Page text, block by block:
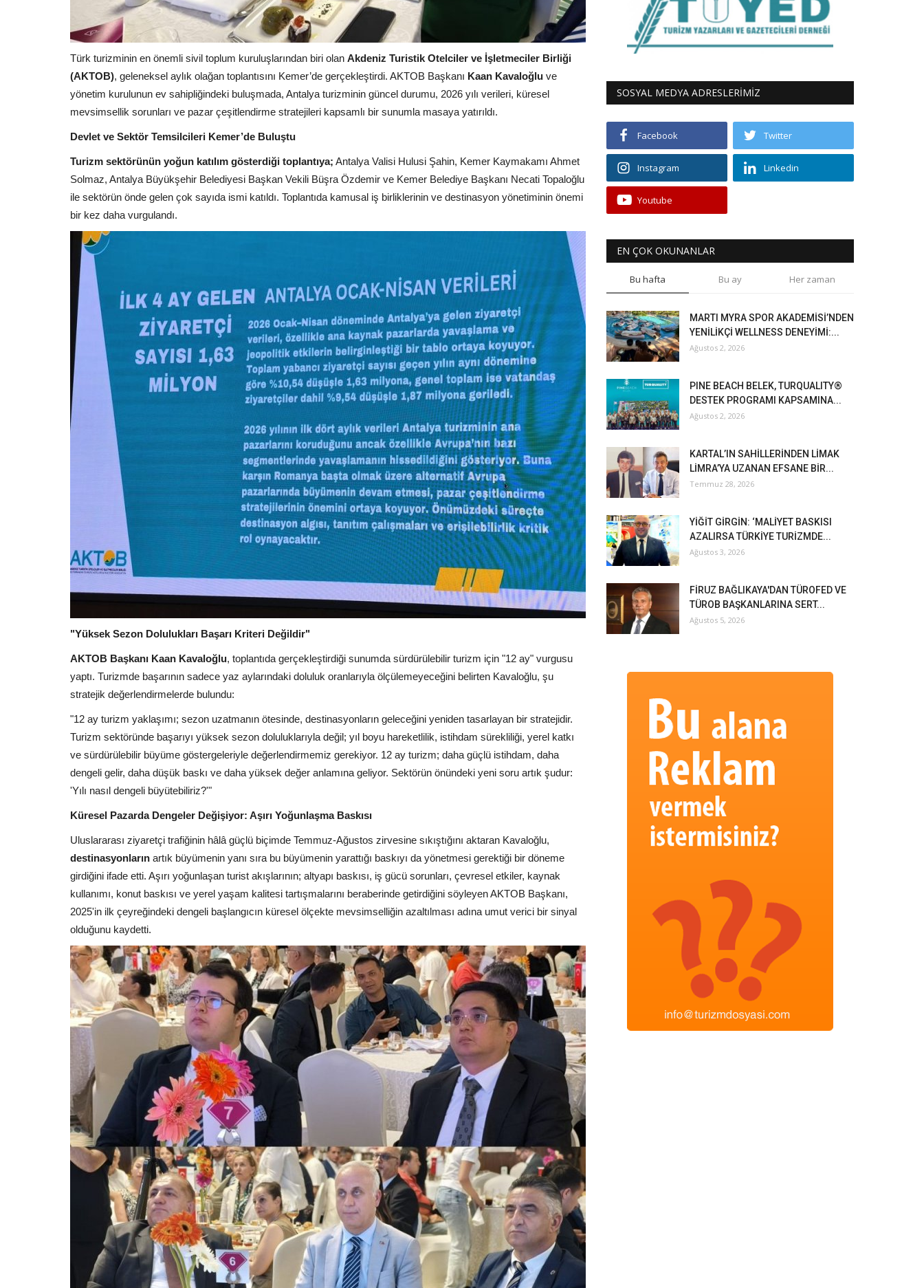
Türk turizminin en önemli sivil toplum kuruluşlarından biri olan Akdeniz Turistik Otelciler ve İşletmeciler Birliği
(AKTOB), geleneksel aylık olağan toplantısını Kemer’de gerçekleştirdi. AKTOB Başkanı Kaan Kavaloğlu ve
yönetim kurulunun ev sahipliğindeki buluşmada, Antalya turizminin güncel durumu, 2026 yılı verileri, küresel
mevsimsellik sorunları ve pazar çeşitlendirme stratejileri kapsamlı bir sunumla masaya yatırıldı.
Devlet ve Sektör Temsilcileri Kemer’de Buluştu
Turizm sektörünün yoğun katılım gösterdiği toplantıya; Antalya Valisi Hulusi Şahin, Kemer Kaymakamı Ahmet
Solmaz, Antalya Büyükşehir Belediyesi Başkan Vekili Büşra Özdemir ve Kemer Belediye Başkanı Necati Topaloğlu
ile sektörün önde gelen çok sayıda ismi katıldı. Toplantıda kamusal iş birliklerinin ve destinasyon yönetiminin önemi
bir kez daha vurgulandı.
"Yüksek Sezon Dolulukları Başarı Kriteri Değildir"
AKTOB Başkanı Kaan Kavaloğlu, toplantıda gerçekleştirdiği sunumda sürdürülebilir turizm için "12 ay" vurgusu
yaptı. Turizmde başarının sadece yaz aylarındaki doluluk oranlarıyla ölçülemeyeceğini belirten Kavaloğlu, şu
stratejik değerlendirmelerde bulundu:
"12 ay turizm yaklaşımı; sezon uzatmanın ötesinde, destinasyonların geleceğini yeniden tasarlayan bir stratejidir.
Turizm sektöründe başarıyı yüksek sezon doluluklarıyla değil; yıl boyu hareketlilik, istihdam sürekliliği, yerel katkı
ve sürdürülebilir büyüme göstergeleriyle değerlendirmemiz gerekiyor. 12 ay turizm; daha güçlü istihdam, daha
dengeli gelir, daha düşük baskı ve daha yüksek değer anlamına geliyor. Sektörün önündeki yeni soru artık şudur:
'Yılı nasıl dengeli büyütebiliriz?'"
Küresel Pazarda Dengeler Değişiyor: Aşırı Yoğunlaşma Baskısı
Uluslararası ziyaretçi trafiğinin hâlâ güçlü biçimde Temmuz-Ağustos zirvesine sıkıştığını aktaran Kavaloğlu,
destinasyonların artık büyümenin yanı sıra bu büyümenin yarattığı baskıyı da yönetmesi gerektiği bir döneme
girdiğini ifade etti. Aşırı yoğunlaşan turist akışlarının; altyapı baskısı, iş gücü sorunları, çevresel etkiler, kaynak
kullanımı, konut baskısı ve yerel yaşam kalitesi tartışmalarını beraberinde getirdiğini söyleyen AKTOB Başkanı,
2025'in ilk çeyreğindeki dengeli başlangıcın küresel ölçekte mevsimselliğin azaltılması adına umut verici bir sinyal
olduğunu kaydetti.
SOSYAL MEDYA ADRESLERİMİZ
Facebook Twitter
Instagram Linkedin
Youtube
EN ÇOK OKUNANLAR
Bu hafta Bu ay Her zaman
MARTI MYRA SPOR AKADEMİSİ’NDEN
YENİLİKÇİ WELLNESS DENEYİMİ:...
Ağustos 2, 2026
PINE BEACH BELEK, TURQUALITY®
DESTEK PROGRAMI KAPSAMINA...
Ağustos 2, 2026
KARTAL’IN SAHİLLERİNDEN LİMAK
LİMRA’YA UZANAN EFSANE BİR...
Temmuz 28, 2026
YİĞİT GİRGİN: ‘MALİYET BASKISI
AZALIRSA TÜRKİYE TURİZMDE...
Ağustos 3, 2026
FİRUZ BAĞLIKAYA'DAN TÜROFED VE
TÜROB BAŞKANLARINA SERT...
Ağustos 5, 2026